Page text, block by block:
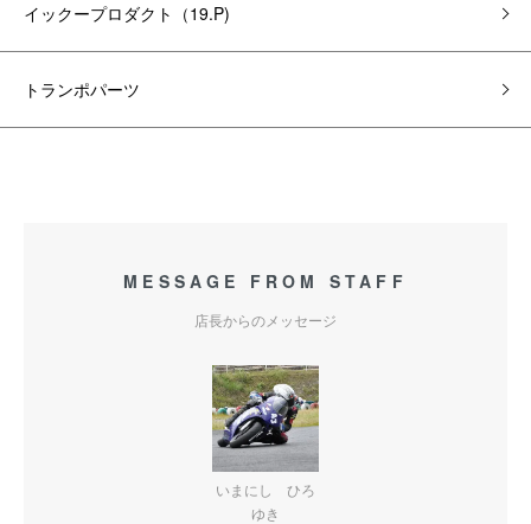
イックープロダクト（19.P)
トランポパーツ
MESSAGE FROM STAFF
店長からのメッセージ
いまにし ひろ
ゆき